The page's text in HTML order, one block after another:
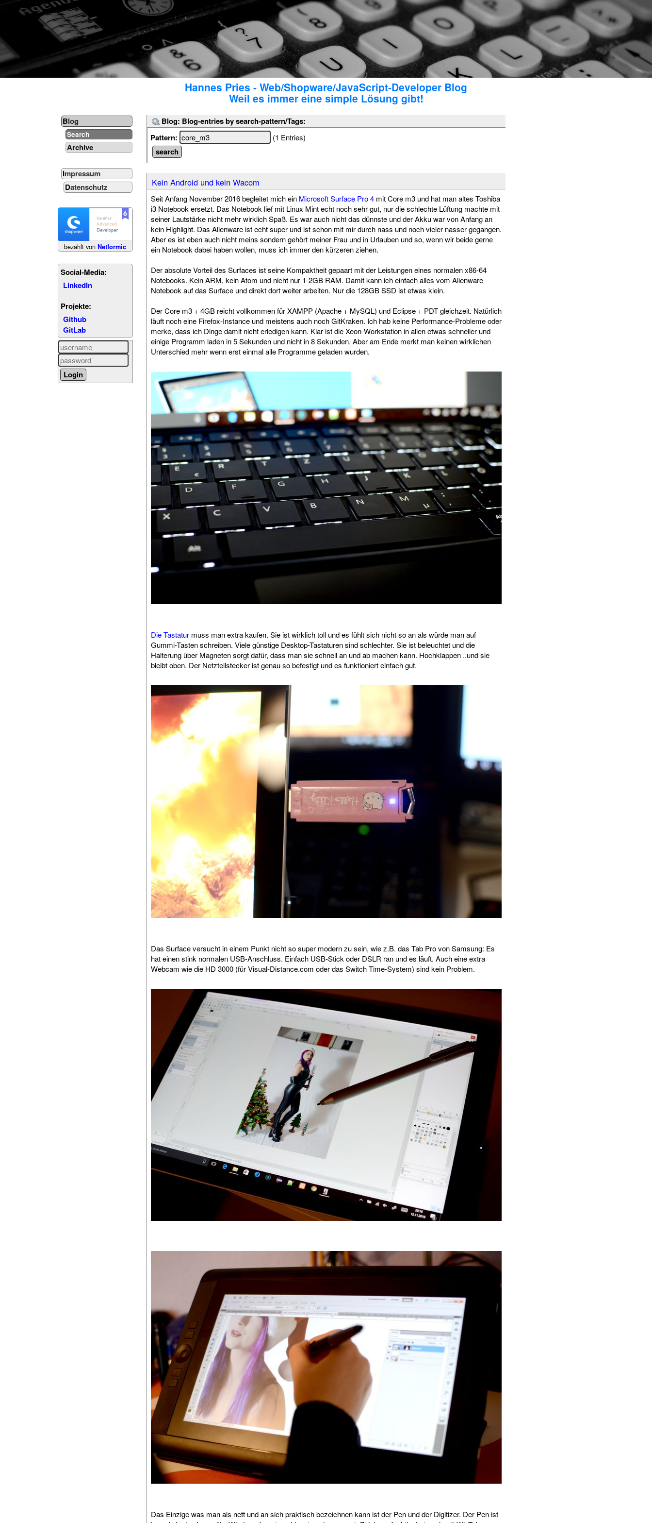
Hannes Pries - Web/Shopware/JavaScript-Developer Blog
Weil es immer eine simple Lösung gibt!
Blog
Search
Archive
Impressum
Datenschutz
bezahlt vonNetformic
Social-Media:
LinkedIn
Projekte:
Github
GitLab
Blog: Blog-entries by search-pattern/Tags:
Pattern:
(1 Entries)
Kein Android und kein Wacom
Seit Anfang November 2016 begleitet mich ein Microsoft Surface Pro 4 mit Core m3 und hat man altes Toshiba
i3 Notebook ersetzt. Das Notebook lief mit Linux Mint echt noch sehr gut, nur die schlechte Lüftung machte mit
seiner Lautstärke nicht mehr wirklich Spaß. Es war auch nicht das dünnste und der Akku war von Anfang an
kein Highlight. Das Alienware ist echt super und ist schon mit mir durch nass und noch vieler nasser gegangen.
Aber es ist eben auch nicht meins sondern gehört meiner Frau und in Urlauben und so, wenn wir beide gerne
ein Notebook dabei haben wollen, muss ich immer den kürzeren ziehen.
Der absolute Vorteil des Surfaces ist seine Kompaktheit gepaart mit der Leistungen eines normalen x86-64
Notebooks. Kein ARM, kein Atom und nicht nur 1-2GB RAM. Damit kann ich einfach alles vom Alienware
Notebook auf das Surface und direkt dort weiter arbeiten. Nur die 128GB SSD ist etwas klein.
Der Core m3 + 4GB reicht vollkommen für XAMPP (Apache + MySQL) und Eclipse + PDT gleichzeit. Natürlich
läuft noch eine Firefox-Instance und meistens auch noch GitKraken. Ich hab keine Performance-Probleme oder
merke, dass ich Dinge damit nicht erledigen kann. Klar ist die Xeon-Workstation in allen etwas schneller und
einige Programm laden in 5 Sekunden und nicht in 8 Sekunden. Aber am Ende merkt man keinen wirklichen
Unterschied mehr wenn erst einmal alle Programme geladen wurden.
Die Tastatur muss man extra kaufen. Sie ist wirklich toll und es fühlt sich nicht so an als würde man auf
Gummi-Tasten schreiben. Viele günstige Desktop-Tastaturen sind schlechter. Sie ist beleuchtet und die
Halterung über Magneten sorgt dafür, dass man sie schnell an und ab machen kann. Hochklappen ..und sie
bleibt oben. Der Netzteilstecker ist genau so befestigt und es funktioniert einfach gut.
Das Surface versucht in einem Punkt nicht so super modern zu sein, wie z.B. das Tab Pro von Samsung: Es
hat einen stink normalen USB-Anschluss. Einfach USB-Stick oder DSLR ran und es läuft. Auch eine extra
Webcam wie die HD 3000 (für Visual-Distance.com oder das Switch Time-System) sind kein Problem.
Das Einzige was man als nett und an sich praktisch bezeichnen kann ist der Pen und der Digitizer. Der Pen ist